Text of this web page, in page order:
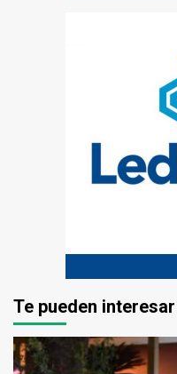
Te pueden interesar